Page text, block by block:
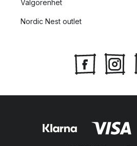
Välgörenhet
Nordic Nest outlet